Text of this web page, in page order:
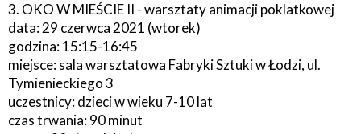
3. OKO W MIEŚCIE II - warsztaty animacji poklatkowej
data: 29 czerwca 2021 (wtorek)
godzina: 15:15-16:45
miejsce: sala warsztatowa Fabryki Sztuki w Łodzi, ul.
Tymienieckiego 3
uczestnicy: dzieci w wieku 7-10 lat
czas trwania: 90 minut